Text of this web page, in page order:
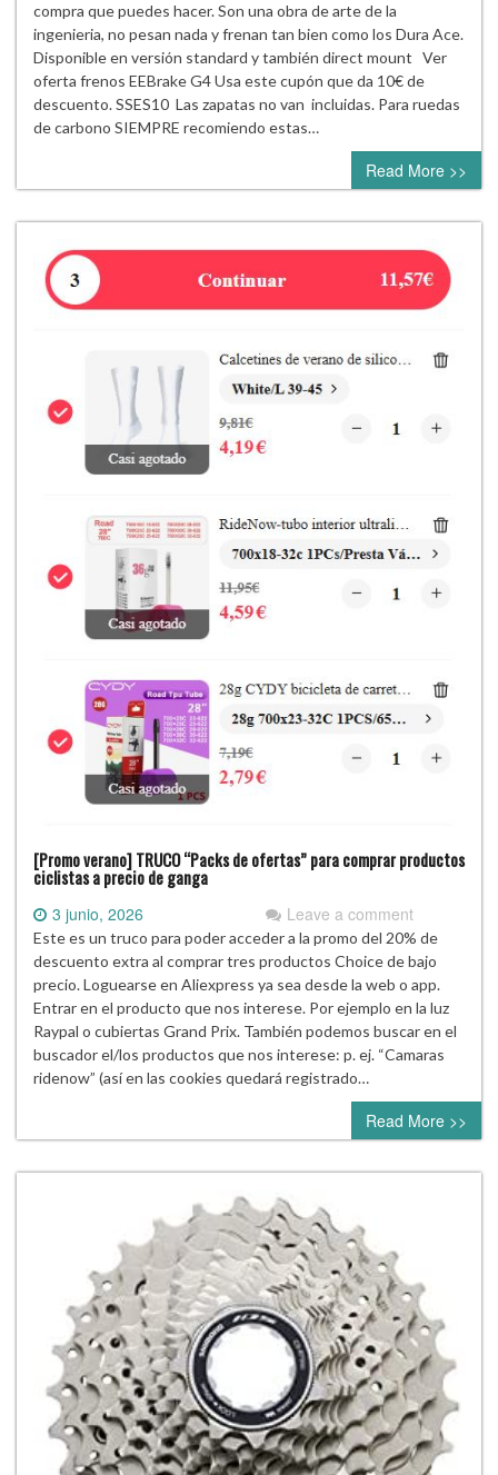
compra que puedes hacer. Son una obra de arte de la
ingenieria, no pesan nada y frenan tan bien como los Dura Ace.
Disponible en versión standard y también direct mount Ver
oferta frenos EEBrake G4 Usa este cupón que da 10€ de
descuento. SSES10 Las zapatas no van incluidas. Para ruedas
de carbono SIEMPRE recomiendo estas…
Read More >>
[Promo verano] TRUCO “Packs de ofertas” para comprar productos
ciclistas a precio de ganga
3 junio, 2026 Leave a comment
Este es un truco para poder acceder a la promo del 20% de
descuento extra al comprar tres productos Choice de bajo
precio. Loguearse en Aliexpress ya sea desde la web o app.
Entrar en el producto que nos interese. Por ejemplo en la luz
Raypal o cubiertas Grand Prix. También podemos buscar en el
buscador el/los productos que nos interese: p. ej. “Camaras
ridenow” (así en las cookies quedará registrado…
Read More >>